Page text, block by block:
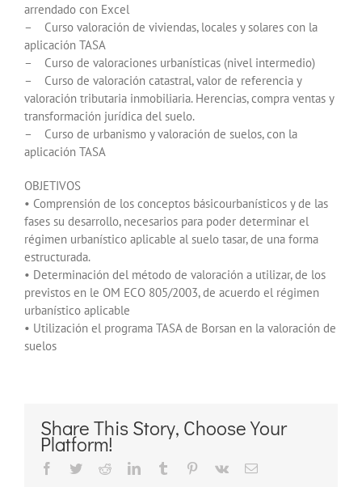
arrendado con Excel
– Curso valoración de viviendas, locales y solares con la
aplicación TASA
– Curso de valoraciones urbanísticas (nivel intermedio)
– Curso de valoración catastral, valor de referencia y
valoración tributaria inmobiliaria. Herencias, compra ventas y
transformación jurídica del suelo.
– Curso de urbanismo y valoración de suelos, con la
aplicación TASA
OBJETIVOS
• Comprensión de los conceptos básicourbanísticos y de las
fases su desarrollo, necesarios para poder determinar el
régimen urbanístico aplicable al suelo tasar, de una forma
estructurada.
• Determinación del método de valoración a utilizar, de los
previstos en le OM ECO 805/2003, de acuerdo el régimen
urbanístico aplicable
• Utilización el programa TASA de Borsan en la valoración de
suelos
Share This Story, Choose Your
Platform!
Facebook
TwitterRedditLinkedInTumblr Pinterest
Vk
Correo